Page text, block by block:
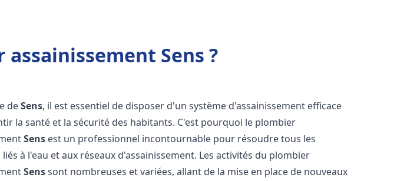
Sens ?
deSens, il est essentiel de disposer d'un système d'assainissement efficace
la santé et la sécurité des habitants. C'est pourquoi le plombier
Sens est un professionnel incontournable pour résoudre tous les
à l'eau et aux réseaux d'assainissement. Les activités du plombier
Senssont nombreuses et variées, allant de la mise en place de nouveaux